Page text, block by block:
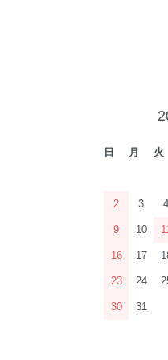
日 月 火
2 3 4
9 10 11
16 17
23 24
30 31